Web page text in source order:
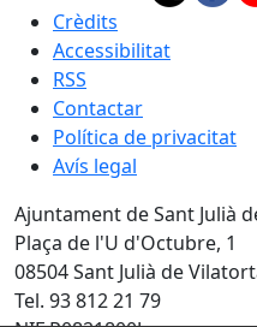
Crèdits
Accessibilitat
RSS
Contactar
Política de privacitat
Avís legal
Ajuntament de Sant Julià
Plaça de l'U d'Octubre, 1
08504 Sant Julià de
Tel. 93 812 21 79